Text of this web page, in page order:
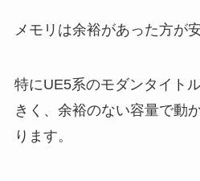
メモリは余裕があった方が安
特にUE5系のモダンタイト
きく、余裕のない容量で動
ります。